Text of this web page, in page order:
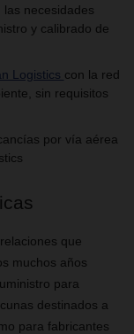
las necesidades
y calibrado de
Logistics con la red
sin requisitos
por vía aérea
que
muchos años
para
destinados a
para fabricantes